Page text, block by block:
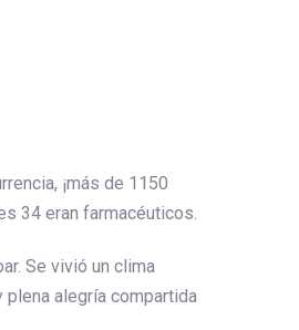
¡más de 1150
34 eran farmacéuticos.
Se vivió un clima
alegría compartida